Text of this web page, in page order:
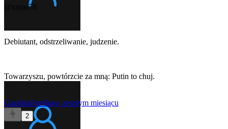
@xmas78
Debiutant, odstrzeliwanie, judzenie.
Towarzyszu, powtórzcie za mną: Putin to chuj.
GazelkaFarelkaw zeszłym miesiącu
2